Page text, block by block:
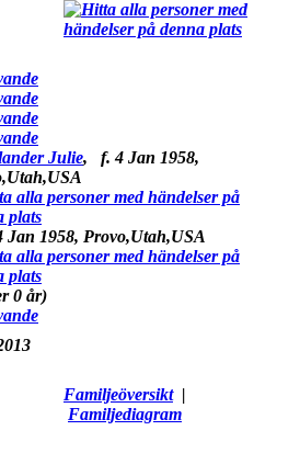
Julie, f. 4 Jan 1958,
Jan 1958, Provo,Utah,USA
0 år)
Familjeöversikt|
Familjediagram